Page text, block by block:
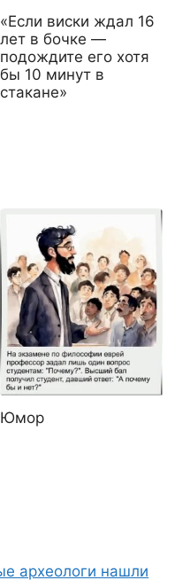
«Если виски ждал 16
лет в бочке —
подождите его хотя
бы 10 минут в
стакане»
Юмор
археологи нашли